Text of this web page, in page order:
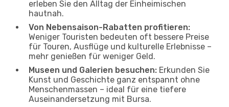
erleben Sie den Alltag der Einheimischen
hautnah.
Von Nebensaison-Rabatten profitieren:
Weniger Touristen bedeuten oft bessere Preise
für Touren, Ausflüge und kulturelle Erlebnisse –
mehr genießen für weniger Geld.
Museen und Galerien besuchen: Erkunden Sie
Kunst und Geschichte ganz entspannt ohne
Menschenmassen – ideal für eine tiefere
Auseinandersetzung mit Bursa.